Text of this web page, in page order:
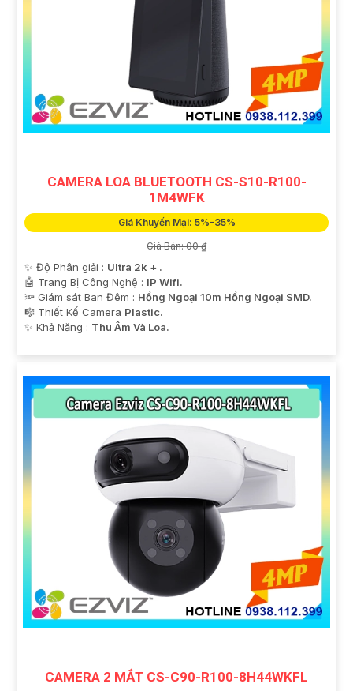
CAMERA LOA BLUETOOTH CS-S10-R100-
1M4WFK
Giá Khuyến Mại: 5%-35%
Giá Bán: 00 ₫
✨ Độ Phân giải : Ultra 2k + .
🤖️ Trang Bị Công Nghệ : IP Wifi.
🔦 Giám sát Ban Đêm : Hồng Ngoại 10m Hồng Ngoại SMD.
🎼️ Thiết Kế Camera Plastic.
️✨ Khả Năng : Thu Âm Và Loa.
CAMERA 2 MẮT CS-C90-R100-8H44WKFL